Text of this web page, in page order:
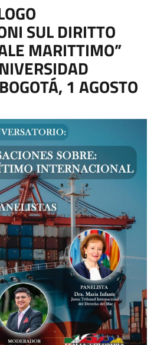
SUL DIRITTO
MARITTIMO”
1 AGOSTO